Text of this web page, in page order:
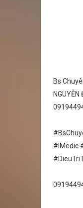
Bs
NGUYỄN
#IMedic